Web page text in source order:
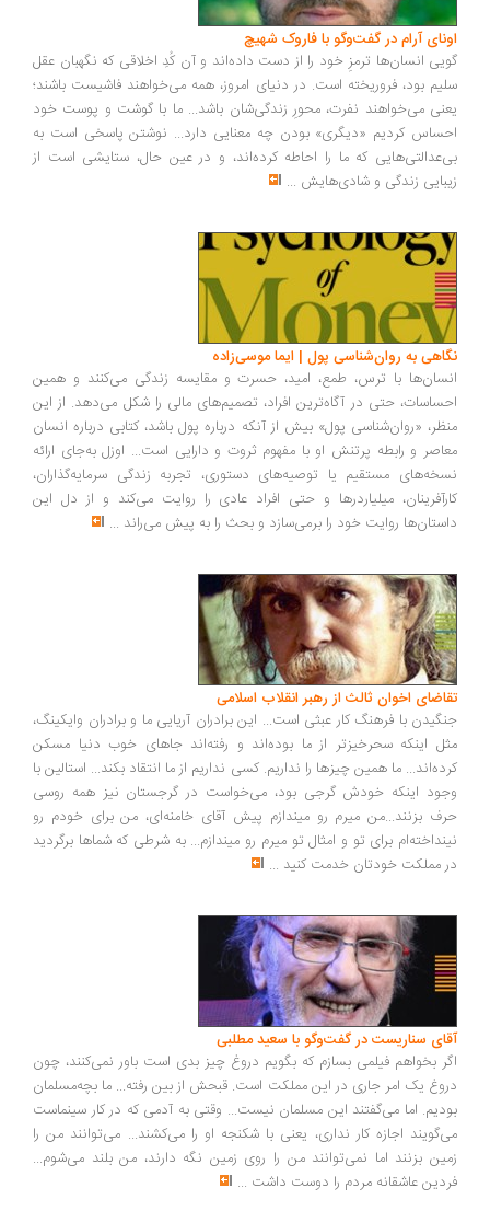
آرام در گفت‌وگو با فاروک شهیچ‭
انسان‌ها ترمزِ خود را از دست داده‌اند و آن کُدِ اخلاقی که نگهبان عقل
بود، فروریخته است. در دنیای امروز، همه می‌خواهند فاشیست باشند؛
می‌خواهند نفرت، محورِ زندگی‌شان باشد... ما با گوشت و پوست خود
کردیم «دیگری» بودن چه معنایی دارد... نوشتن پاسخی است به
که ما را احاطه کرده‌اند، و در عین حال، ستایشی است از
زندگی و شادی‌هایش...
به روان‌شناسی پول | ایما موسی‌زاده
با ترس، طمع، امید، حسرت و مقایسه زندگی می‌کنند و همین
حتی در آگاه‌ترین افراد، تصمیم‌های مالی را شکل می‌دهد. از این
«روان‌شناسی پول» بیش از آنکه درباره پول باشد، کتابی درباره انسان
و رابطه پرتنش او با مفهوم ثروت و دارایی است... اوزل به‌جای ارائه
مستقیم یا توصیه‌های دستوری، تجربه زندگی سرمایه‌گذاران،
میلیاردرها و حتی افراد عادی را روایت می‌کند و از دل این
روایت خود را برمی‌سازد و بحث را به پیش می‌راند...
اخوان ثالث از رهبر انقلاب اسلامی
با فرهنگ کار عبثی است... این برادران آریایی ما و برادران وایکینگ،
اینکه سحرخیزتر از ما بوده‌اند و رفته‌اند جاهای خوب دنیا مسکن
ما همین چیزها را نداریم. کسی نداریم از ما انتقاد بکند... استالین با
اینکه خودش گرجی بود، می‌خواست در گرجستان نیز همه روسی
بزنند...من میرم رو میندازم پیش آقای خامنه‌ای، من برای خودم رو
برای تو و امثال تو میرم رو میندازم... به شرطی که شماها برگردید
مملکت خودتان خدمت کنید...
سناریست در گفت‌وگو با سعید مطلبی
بخواهم فیلمی بسازم که بگویم دروغ چیز بدی است باور نمی‌کنند، چون
یک امر جاری در این مملکت است. قبحش از بین رفته... ما بچه‌مسلمان
اما می‌گفتند این مسلمان نیست... وقتی به آدمی که در کار سینماست
اجازه کار نداری، یعنی با شکنجه او را می‌کشند... می‌توانند من را
بزنند اما نمی‌توانند من را روی زمین نگه دارند، من بلند می‌شوم...
عاشقانه مردم را دوست داشت ...